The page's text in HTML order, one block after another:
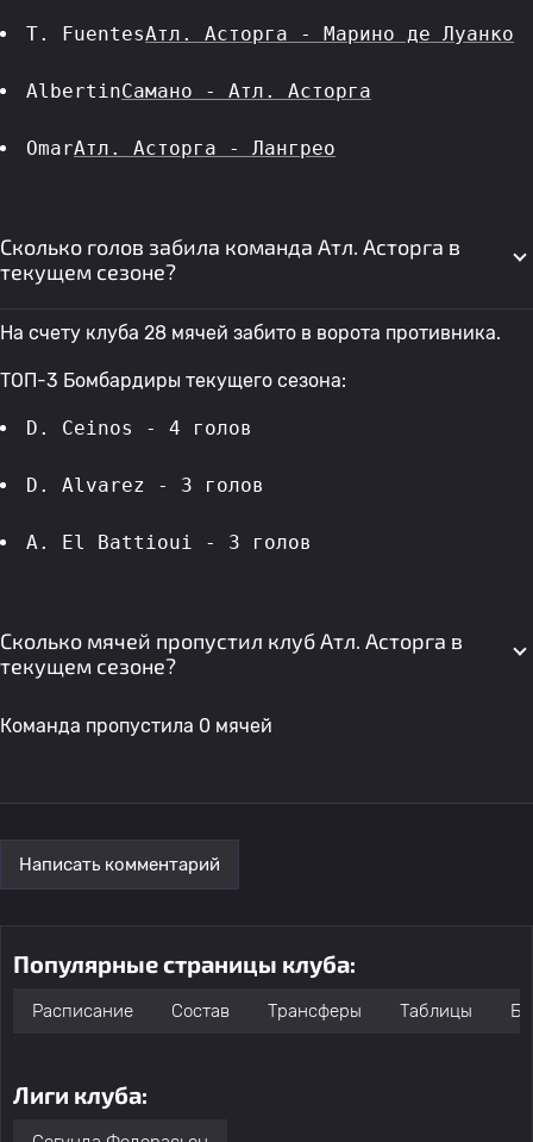
T. FuentesАтл. Асторга - Марино де Луанко
AlbertinСамано - Атл. Асторга
OmarАтл. Асторга - Лангрео
Сколько голов забила команда Атл. Асторга в
текущем сезоне?
На счету клуба 28 мячей забито в ворота противника.
ТОП-3 Бомбардиры текущего сезона:
D. Ceinos - 4 голов
D. Alvarez - 3 голов
A. El Battioui - 3 голов
Сколько мячей пропустил клуб Атл. Асторга в
текущем сезоне?
Команда пропустила 0 мячей
Написать комментарий
Популярные страницы клуба:
Расписание Состав Трансферы Таблицы
Лиги клуба: